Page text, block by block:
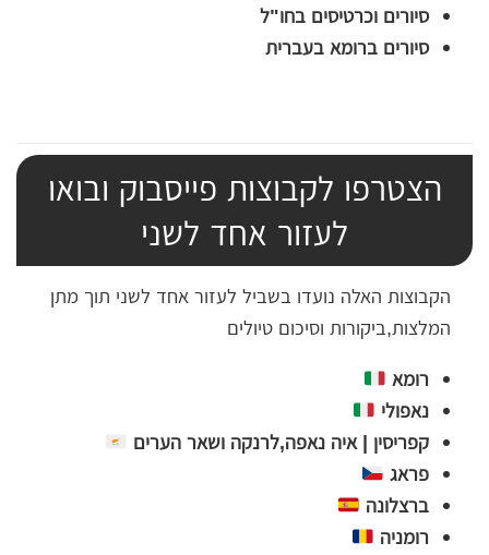
סיורים וכרטיסים בחו"ל
סיורים ברומא בעברית
הצטרפו לקבוצות פייסבוק ובואו
לעזור אחד לשני
הקבוצות האלה נועדו בשביל לעזור אחד לשני תוך מתן
המלצות,ביקורות וסיכום טיולים
רומא
נאפולי
קפריסין | איה נאפה,לרנקה ושאר הערים
פראג
ברצלונה
רומניה